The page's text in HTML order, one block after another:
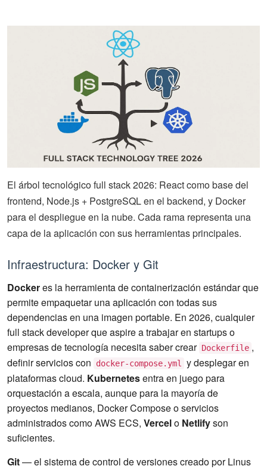
El árbol tecnológico full stack 2026: React como base del
frontend, Node.js + PostgreSQL en el backend, y Docker
para el despliegue en la nube. Cada rama representa una
capa de la aplicación con sus herramientas principales.
Infraestructura: Docker y Git
Dockeres la herramienta de containerización estándar que
permite empaquetar una aplicación con todas sus
dependencias en una imagen portable. En 2026, cualquier
full stack developer que aspire a trabajar en startups o
empresas de tecnología necesita saber crear Dockerfile ,
definir servicios con
docker-compose.yml
y desplegar en
plataformas cloud. Kubernetesentra en juego para
orquestación a escala, aunque para la mayoría de
proyectos medianos, Docker Compose o servicios
administrados como AWS ECS, Vercelo Netlifyson
suficientes.
Git— el sistema de control de versiones creado por Linus